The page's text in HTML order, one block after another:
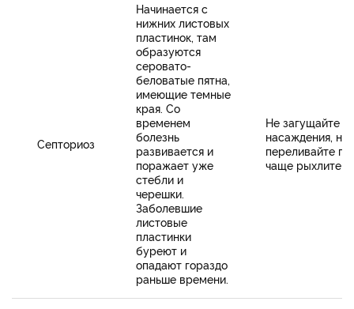
Септориоз
Начинается с
нижних листовых
пластинок, там
образуются
серовато-
беловатые пятна,
имеющие темные
края. Со
временем
болезнь
развивается и
поражает уже
стебли и
черешки.
Заболевшие
листовые
пластинки
буреют и
опадают гораздо
раньше времени.
Не загущайте
насаждения, не
переливайте
чаще рыхлите